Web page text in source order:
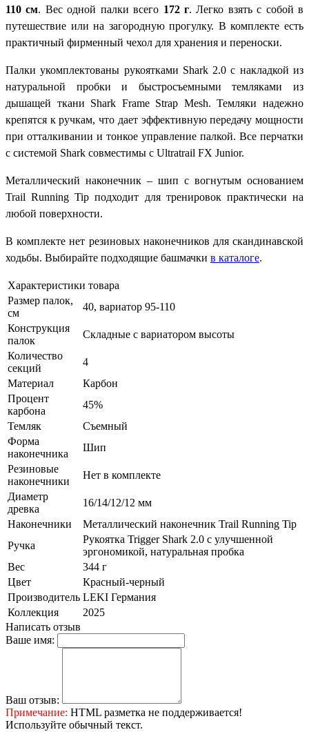
110 см. Вес одной палки всего 172 г. Легко взять с собой в
путешествие или на загородную прогулку. В комплекте есть
практичный фирменный чехол для хранения и переноски.
Палки укомплектованы рукоятками Shark 2.0 с накладкой из
натуральной пробки и быстросъемными темляками из
дышащей ткани Shark Frame Strap Mesh. Темляки надежно
крепятся к ручкам, что дает эффективную передачу мощности
при отталкивании и тонкое управление палкой. Все перчатки
с системой Shark совместимы с Ultratrail FX Junior.
Металлический наконечник – шип с вогнутым основанием
Trail Running Tip подходит для тренировок практически на
любой поверхности.
В комплекте нет резиновых наконечников для скандинавской
ходьбы. Выбирайте подходящие башмачки в каталоге.
Характеристики товара
Размер палок,
см
40, вариатор 95-110
Конструкция
палок
Складные с вариатором высоты
Количество
секций
4
Материал
Карбон
Процент
карбона
45%
Темляк
Съемный
Форма
наконечника
Шип
Резиновые
наконечники
Нет в комплекте
Диаметр
древка
16/14/12/12 мм
Наконечники
Металлический наконечник Trail Running Tip
Ручка
Рукоятка Trigger Shark 2.0 c улучшенной
эргономикой, натуральная пробка
Вес
344 г
Цвет
Красный-черный
Производитель LEKI Германия
Коллекция
2025
Написать отзыв
Ваше имя:
Ваш отзыв:
Примечание: HTML разметка не поддерживается!
Используйте обычный текст.